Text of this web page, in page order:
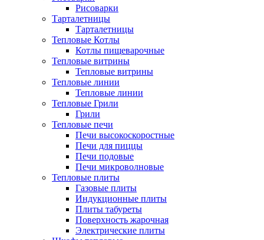
Рисоварки
Тарталетницы
Тарталетницы
Тепловые Котлы
Котлы пищеварочные
Тепловые витрины
Тепловые витрины
Тепловые линии
Тепловые линии
Тепловые Грили
Грили
Тепловые печи
Печи высокоскоростные
Печи для пиццы
Печи подовые
Печи микроволновые
Тепловые плиты
Газовые плиты
Индукционные плиты
Плиты табуреты
Поверхность жарочная
Электрические плиты